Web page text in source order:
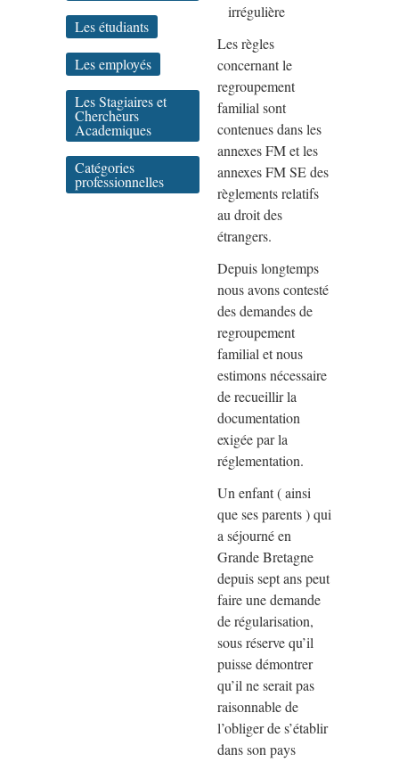
Les étudiants
Les employés
Les Stagiaires et
Chercheurs
Academiques
Catégories
professionnelles
irrégulière
Les règles
concernant le
regroupement
familial sont
contenues dans les
annexes FM et les
annexes FM SE des
règlements relatifs
au droit des
étrangers.
Depuis longtemps
nous avons contesté
des demandes de
regroupement
familial et nous
estimons nécessaire
de recueillir la
documentation
exigée par la
réglementation.
Un enfant ( ainsi
que ses parents ) qui
a séjourné en
Grande Bretagne
depuis sept ans peut
faire une demande
de régularisation,
sous réserve qu’il
puisse démontrer
qu’il ne serait pas
raisonnable de
l’obliger de s’établir
dans son pays